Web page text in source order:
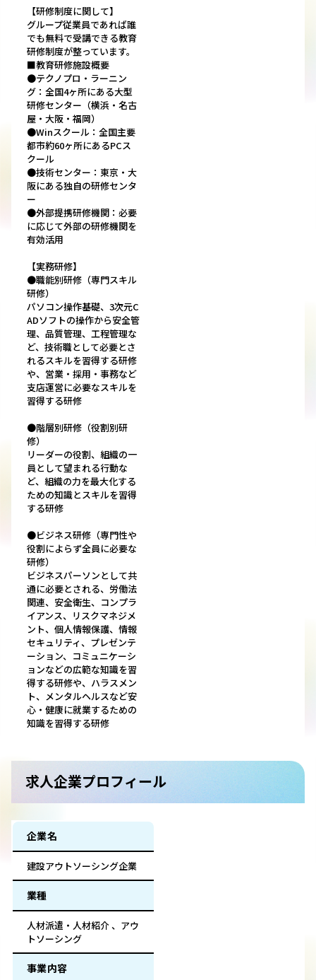
【研修制度に関して】
グループ従業員であれば誰
でも無料で受講できる教育
研修制度が整っています。
■教育研修施設概要
●テクノプロ・ラーニン
グ：全国4ヶ所にある大型
研修センター（横浜・名古
屋・大阪・福岡）
●Winスクール：全国主要
都市約60ヶ所にあるPCス
クール
●技術センター：東京・大
阪にある独自の研修センタ
ー
●外部提携研修機関：必要
に応じて外部の研修機関を
有効活用
【実務研修】
●職能別研修（専門スキル
研修）
パソコン操作基礎、3次元C
ADソフトの操作から安全管
理、品質管理、工程管理な
ど、技術職として必要とさ
れるスキルを習得する研修
や、営業・採用・事務など
支店運営に必要なスキルを
習得する研修
●階層別研修（役割別研
修）
リーダーの役割、組織の一
員として望まれる行動な
ど、組織の力を最大化する
ための知識とスキルを習得
する研修
●ビジネス研修（専門性や
役割によらず全員に必要な
研修）
ビジネスパーソンとして共
通に必要とされる、労働法
関連、安全衛生、コンプラ
イアンス、リスクマネジメ
ント、個人情報保護、情報
セキュリティ、プレゼンテ
ーション、コミュニケーシ
ョンなどの広範な知識を習
得する研修や、ハラスメン
ト、メンタルヘルスなど安
心・健康に就業するための
知識を習得する研修
求人企業プロフィール
企業名
建設アウトソーシング企業
業種
人材派遣・人材紹介 、アウ
トソーシング
事業内容